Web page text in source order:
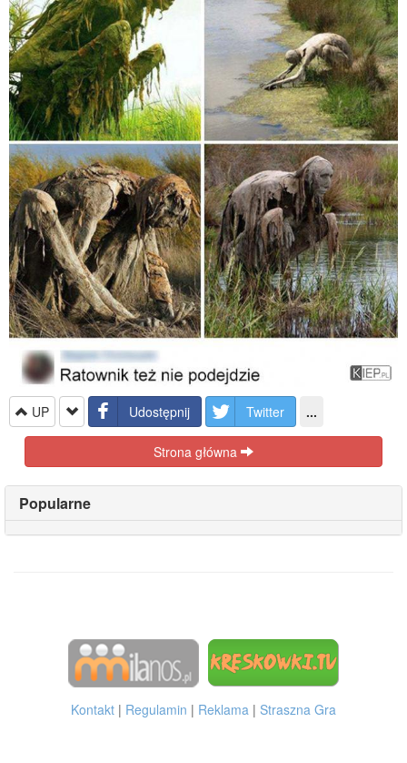
UP Udostępnij Twitter ...
Strona główna
Popularne
Kontakt | Regulamin | Reklama | Straszna Gra